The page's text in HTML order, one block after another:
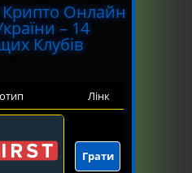
Онлайн
– 14
Клубів
Лінк
Грати